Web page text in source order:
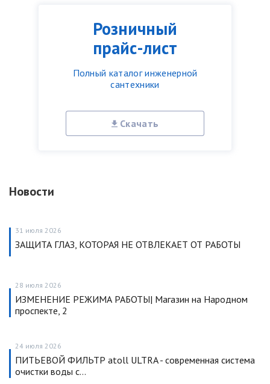
Розничный
прайс-лист
Полный каталог инженерной
сантехники
Скачать
Новости
31 июля 2026
ЗАЩИТА ГЛАЗ, КОТОРАЯ НЕ ОТВЛЕКАЕТ ОТ РАБОТЫ
28 июля 2026
ИЗМЕНЕНИЕ РЕЖИМА РАБОТЫ| Магазин на Народном
проспекте, 2
24 июля 2026
ПИТЬЕВОЙ ФИЛЬТР atoll ULTRA - современная система
очистки воды с…